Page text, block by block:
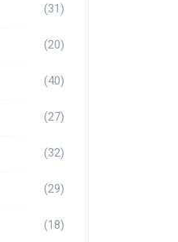
(31)
(20)
(40)
(27)
(32)
(29)
(18)